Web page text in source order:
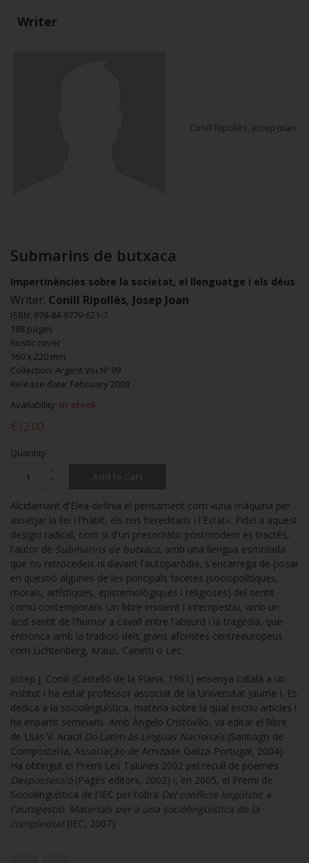
Writer
Conill Ripollès, Josep Joan
Submarins de butxaca
Impertinències sobre la societat, el llenguatge i els déus
Writer: Conill Ripollès, Josep Joan
ISBN: 978-84-9779-621-7
188 pages
Rustic cover
160 x 220 mm
Collection: Argent Viu Nº 99
Release date: February 2008
Availability: In stock
€12.00
Quantity
Alcidamant d'Elea definia el pensament com «una màquina per
assetjar la llei i l'hàbit, els reis hereditaris i l'Estat». Fidel a aquest
designi radical, com si d'un presocràtic postmodern es tractés,
l'autor de Submarins de butxaca, amb una llengua esmolada
que no retrocedeix ni davant l'autoparòdia, s'encarrega de posar
en qüestió algunes de les principals facetes (sociopolítiques,
morals, artístiques, epistemològiques i religioses) del sentit
comú contemporani. Un llibre insolent i intempestiu, amb un
àcid sentit de l'humor a cavall entre l'absurd i la tragèdia, que
entronca amb la tradició dels grans aforistes centreeuropeus
com Lichtenberg, Kraus, Canetti o Lec.
Josep J. Conill (Castelló de la Plana, 1961) ensenya català a un
institut i ha estat professor associat de la Universitat Jaume I. Es
dedica a la sociolingüística, matèria sobre la qual escriu articles i
ha impartit seminaris. Amb Ângelo Cristóvão, va editar el llibre
de Lluís V. Aracil Do Latim às Linguas Nacionais (Santiago de
Compostel·la, Associação de Amizade Galiza-Portugal, 2004).
Ha obtingut el Premi Les Talúries 2002 pel recull de poemes
Despossessió(Pagès editors, 2002) i, en 2005, el Premi de
Sociolingüística de l'IEC per l'obra Del conflicte lingüístic a
l'autogestió. Materials per a una sociolingüística de la
complexitat (IEC, 2007).